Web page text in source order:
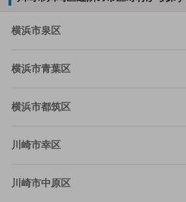
横浜市泉区
横浜市青葉区
横浜市都筑区
川崎市幸区
川崎市中原区